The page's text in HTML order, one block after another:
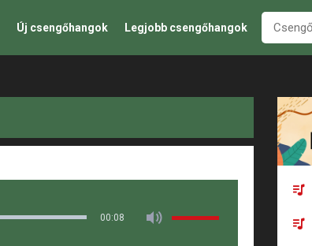
Új csengőhangok Legjobb csengőhangok
00:08